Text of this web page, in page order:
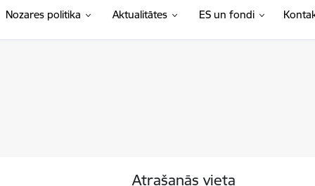
Nozares politika Aktualitātes ES un fondi
Atrašanās vieta